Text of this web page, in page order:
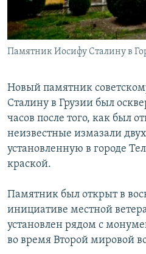
Памятник Иосифу Сталину в
Новый памятник
Сталину в Грузии был
часов после того, как был
неизвестные измазали
установленную в городе
краской.
Памятник был открыт в
инициативе местной
установлен рядом с
во время Второй мировой